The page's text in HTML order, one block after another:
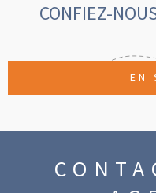
CONFIEZ-
EN